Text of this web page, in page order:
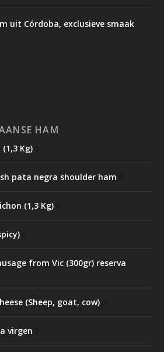
uit Córdoba, exclusieve smaak
HAM
Kg)
pata negra shoulder ham
(1,3 Kg)
from Vic (300gr) reserva
(Sheep, goat, cow)
virgen